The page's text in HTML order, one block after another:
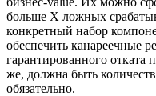
больше Х ложных
конкретный набор
обеспечить канареечные
гарантированного отката
же, должна быть
обязательно.